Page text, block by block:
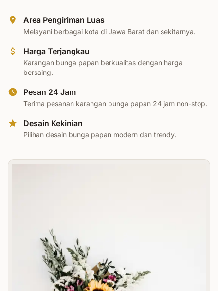
Area Pengiriman Luas
Melayani berbagai kota di Jawa Barat dan sekitarnya.
Harga Terjangkau
Karangan bunga papan berkualitas dengan harga
bersaing.
Pesan 24 Jam
Terima pesanan karangan bunga papan 24 jam non-stop.
Desain Kekinian
Pilihan desain bunga papan modern dan trendy.